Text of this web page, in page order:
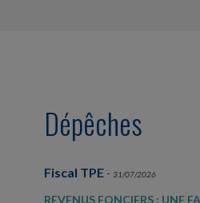
Dépêches
Fiscal TPE - 31/07/2026
REVENUS FONCIERS : UNE